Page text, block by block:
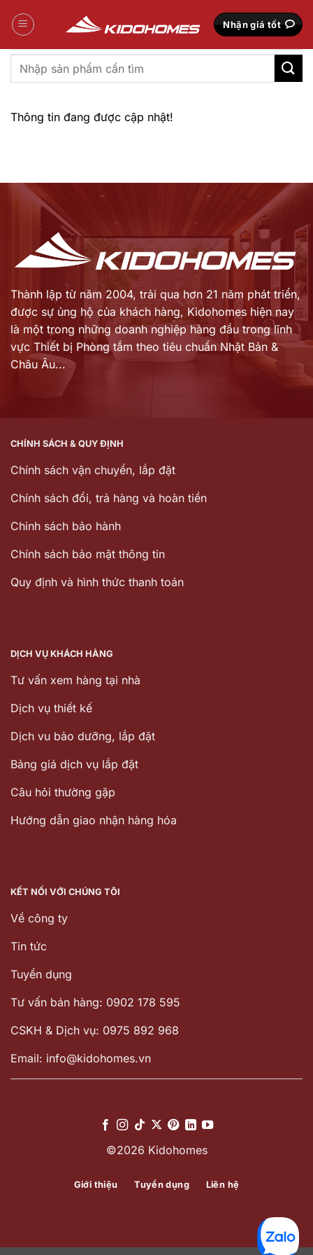
qua
Nhận giá tốt
Tìm
kiếm:
Thông tin đang được cập nhật!
Thành lập từ năm 2004, trải qua hơn 21 năm phát triển,
được sự ủng hộ của khách hàng, Kidohomes hiện nay
là một trong những doanh nghiệp hàng đầu trong lĩnh
vực Thiết bị Phòng tắm theo tiêu chuẩn Nhật Bản &
Châu Âu...
CHÍNH SÁCH & QUY ĐỊNH
Chính sách vận chuyển, lắp đặt
Chính sách đổi, trả hàng và hoàn tiền
Chinh sách bảo hành
Chính sách bảo mật thông tin
Quy định và hình thức thanh toán
DỊCH VỤ KHÁCH HÀNG
Tư vấn xem hàng tại nhà
Dịch vụ thiết kế
Dịch vu bảo dưỡng, lắp đặt
Bảng giá dịch vụ lắp đặt
Câu hỏi thường gặp
Hướng dẫn giao nhận hàng hóa
KẾT NỐI VỚI CHÚNG TÔI
Về công ty
Tin tức
Tuyển dụng
Tư vấn bán hàng: 0902 178 595
CSKH & Dịch vụ: 0975 892 968
Email: info@kidohomes.vn
©2026 Kidohomes
Giới thiệu Tuyển dụng Liên hệ